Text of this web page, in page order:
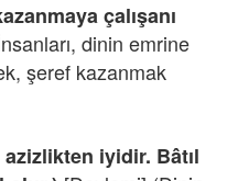
çalışanı
dinin emrine
şeref kazanmak
iyidir. Bâtıl